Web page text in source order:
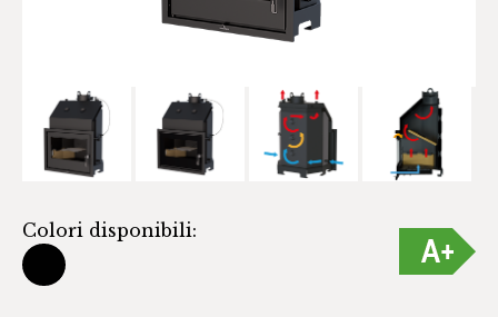
Colori disponibili: